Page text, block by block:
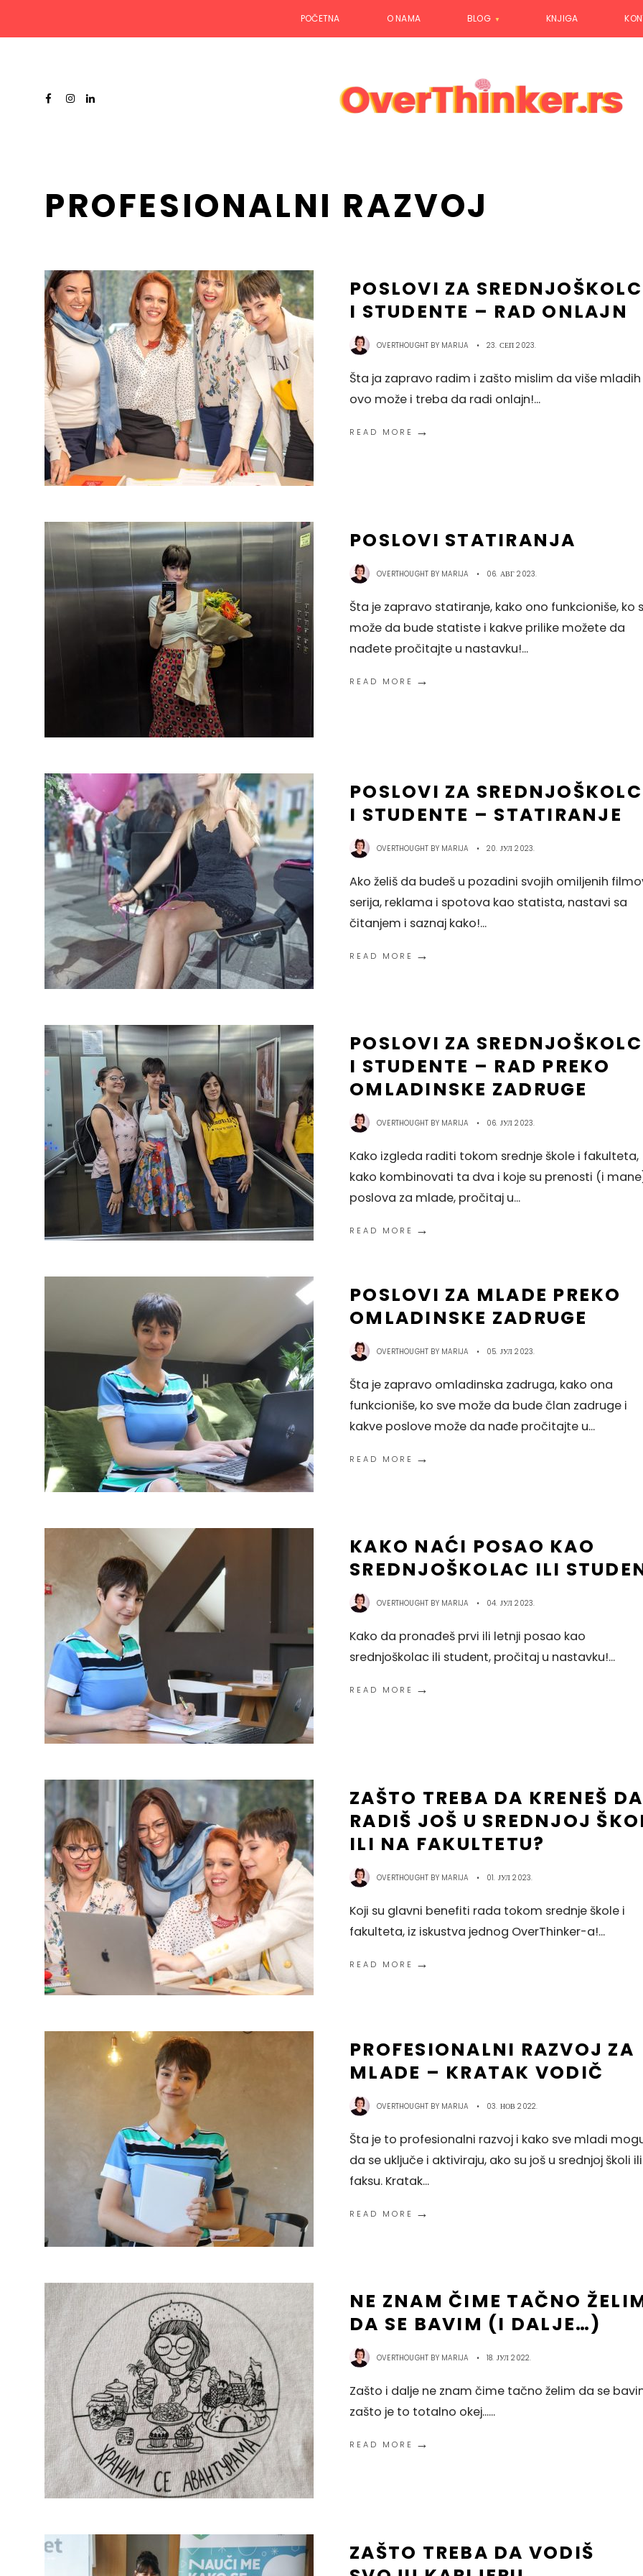
POČETNA O NAMA BLOG KNJIGA
PROFESIONALNI RAZVOJ
POSLOVI ZA
I STUDENTE – RAD ONLAJN
OVERTHOUGHT BY MARIJA • 23. СЕП 2023.
Šta ja zapravo radim i zašto mislim da više mladih
ovo može i treba da radi onlajn!...
READ MORE →
POSLOVI STATIRANJA
OVERTHOUGHT BY MARIJA • 06. АВГ 2023.
Šta je zapravo statiranje, kako ono funkcioniše, ko
može da bude statiste i kakve prilike možete da
nađete pročitajte u nastavku!...
READ MORE →
POSLOVI ZA
I STUDENTE – STATIRANJE
OVERTHOUGHT BY MARIJA • 20. ЈУЛ 2023.
Ako želiš da budeš u pozadini svojih omiljenih
serija, reklama i spotova kao statista, nastavi sa
čitanjem i saznaj kako!...
READ MORE →
POSLOVI ZA
I STUDENTE – RAD PREKO
OMLADINSKE ZADRUGE
OVERTHOUGHT BY MARIJA • 06. ЈУЛ 2023.
Kako izgleda raditi tokom srednje škole i fakulteta,
kako kombinovati ta dva i koje su prenosti (i
poslova za mlade, pročitaj u...
READ MORE →
POSLOVI ZA MLADE PREKO
OMLADINSKE ZADRUGE
OVERTHOUGHT BY MARIJA • 05. ЈУЛ 2023.
Šta je zapravo omladinska zadruga, kako ona
funkcioniše, ko sve može da bude član zadruge i
kakve poslove može da nađe pročitajte u...
READ MORE →
KAKO NAĆI POSAO KAO
SREDNJOŠKOLAC ILI
OVERTHOUGHT BY MARIJA • 04. ЈУЛ 2023.
Kako da pronađeš prvi ili letnji posao kao
srednjoškolac ili student, pročitaj u nastavku!...
READ MORE →
ZAŠTO TREBA DA KRENEŠ DA
RADIŠ JOŠ U SREDNJOJ
ILI NA FAKULTETU?
OVERTHOUGHT BY MARIJA • 01. ЈУЛ 2023.
Koji su glavni benefiti rada tokom srednje škole i
fakulteta, iz iskustva jednog OverThinker-a!...
READ MORE →
PROFESIONALNI RAZVOJ ZA
MLADE – KRATAK VODIČ
OVERTHOUGHT BY MARIJA • 03. НОВ 2022.
Šta je to profesionalni razvoj i kako sve mladi
da se uključe i aktiviraju, ako su još u srednjoj školi
faksu. Kratak...
READ MORE →
NE ZNAM ČIME TAČNO
DA SE BAVIM (I DALJE…)
OVERTHOUGHT BY MARIJA • 18. ЈУЛ 2022.
Zašto i dalje ne znam čime tačno želim da se
zašto je to totalno okej......
READ MORE →
ZAŠTO TREBA DA VODIŠ